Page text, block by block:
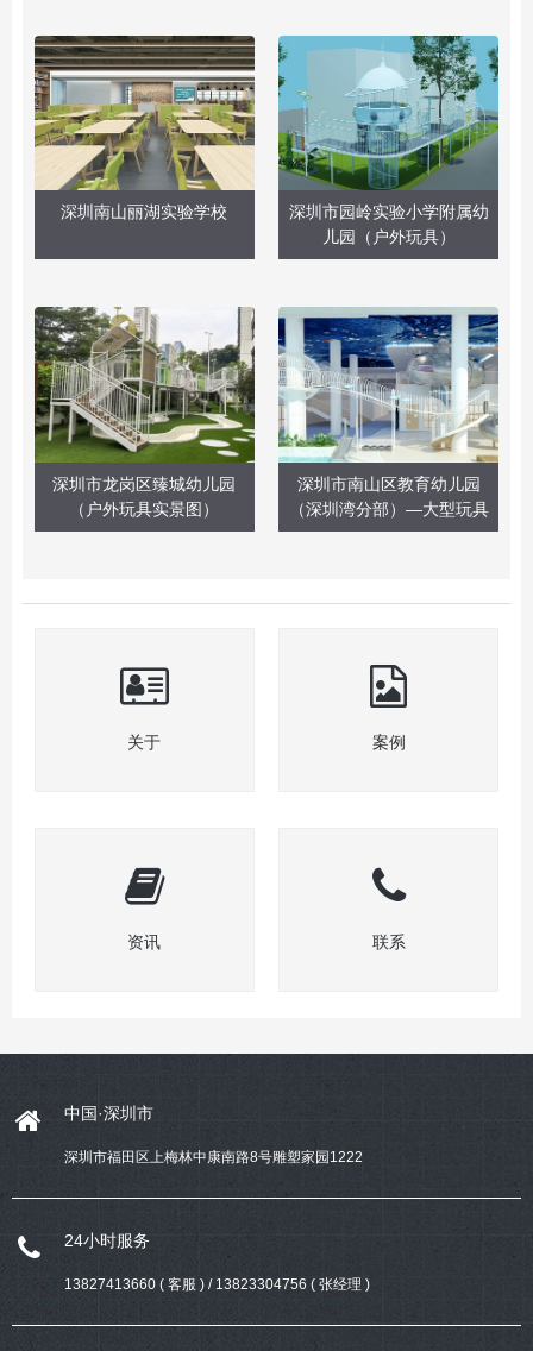
深圳南山丽湖实验学校
深圳市园岭实验小学附属幼
儿园（户外玩具）
深圳市龙岗区臻城幼儿园
（户外玩具实景图）
深圳市南山区教育幼儿园
（深圳湾分部）—大型玩具
关于 案例
资讯 联系
中国·深圳市
深圳市福田区上梅林中康南路8号雕塑家园1222
24小时服务
13827413660 ( 客服 ) / 13823304756 ( 张经理 )